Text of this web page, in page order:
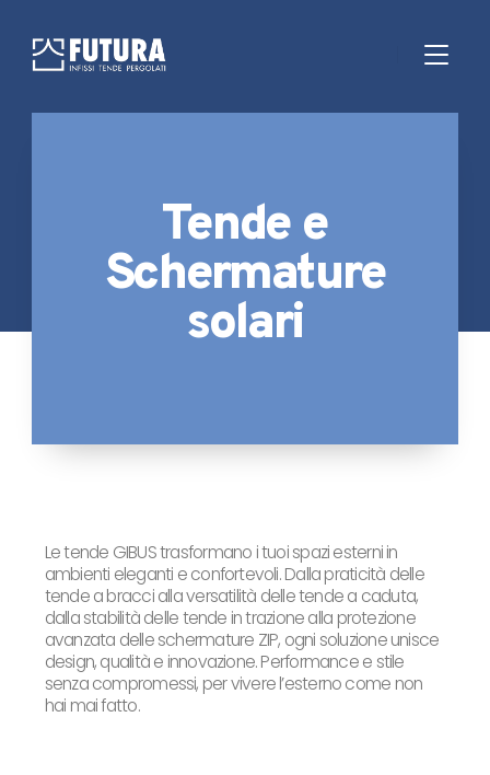
Tende e
Schermature
solari
Le tende GIBUS trasformano i tuoi spazi esterni in
ambienti eleganti e confortevoli. Dalla praticità delle
tende a bracci alla versatilità delle tende a caduta,
dalla stabilità delle tende in trazione alla protezione
avanzata delle schermature ZIP, ogni soluzione unisce
design, qualità e innovazione. Performance e stile
senza compromessi, per vivere l’esterno come non
hai mai fatto.